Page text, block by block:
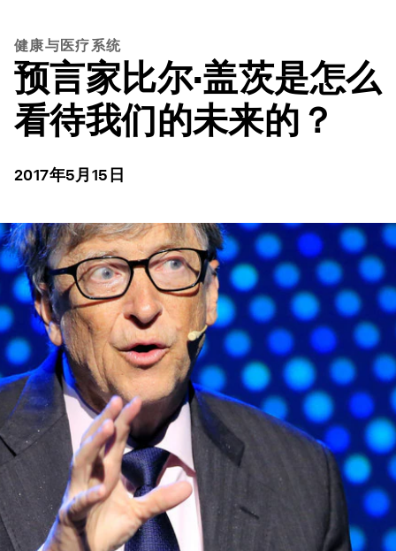
健康与医疗系统
预言家比尔·盖茨是怎么
看待我们的未来的？
2017年5月15日